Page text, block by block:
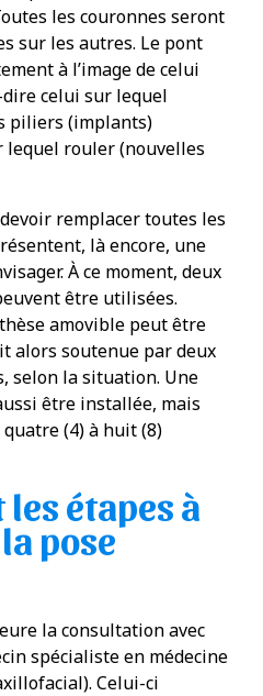
les couronnes seront
sur les autres. Le pont
à l’image de celui
dire celui sur lequel
piliers (implants)
rouler (nouvelles
remplacer toutes les
là encore, une
À ce moment, deux
être utilisées.
amovible peut être
alors soutenue par deux
selon la situation. Une
être installée, mais
(4) à huit (8)
étapes à
pose
la consultation avec
spécialiste en médecine
Celui-ci